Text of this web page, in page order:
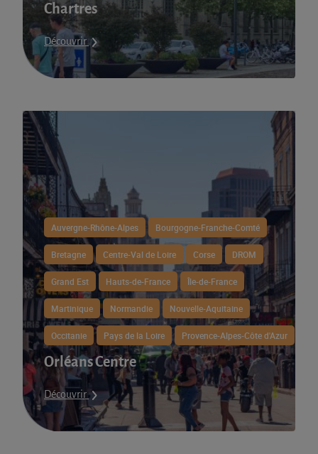
Chartres
Découvrir
Auvergne-Rhône-Alpes Bourgogne-Franche-Comté
Bretagne Centre-Val de Loire Corse DROM
Grand Est Hauts-de-France Île-de-France
Martinique Normandie Nouvelle-Aquitaine
Occitanie Pays de la Loire Provence-Alpes-Côte d'Azur
Orléans Centre
Découvrir